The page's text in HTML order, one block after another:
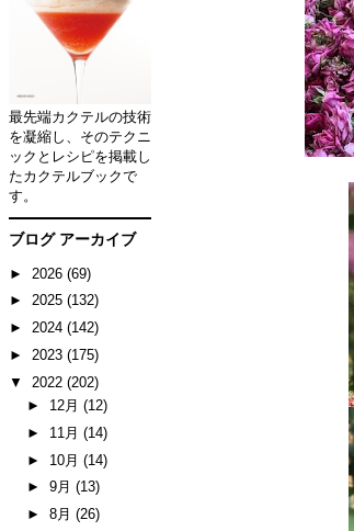
最先端カクテルの技術
を凝縮し、そのテクニ
ックとレシピを掲載し
たカクテルブックで
す。
ブログ アーカイブ
► 2026 (69)
► 2025 (132)
► 2024 (142)
► 2023 (175)
▼ 2022 (202)
► 12月 (12)
► 11月 (14)
► 10月 (14)
► 9月 (13)
► 8月 (26)